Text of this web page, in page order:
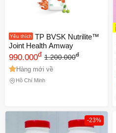
Yêu thích
TP BVSK Nutrilite™
Joint Health Amway
990.000đ 1.200.000đ
Hàng mới về
Hồ Chí Minh
-23%